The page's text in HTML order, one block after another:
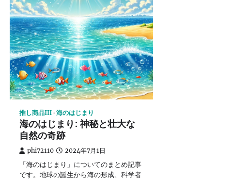
推し商品III 海のはじまり
海のはじまり: 神秘と壮大な
自然の奇跡
phi72110 2024年7月1日
「海のはじまり」についてのまとめ記事
です。地球の誕生から海の形成、科学者